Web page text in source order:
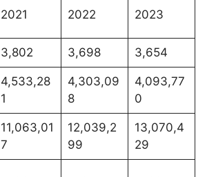
2021 2022 2023
3,802 3,698 3,654
4,533,28
1
4,303,09
8
4,093,77
0
11,063,01
7
12,039,2
99
13,070,4
29